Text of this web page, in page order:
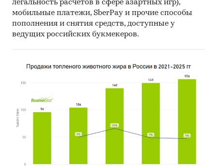
Алкогольные напитки / Спирт
Россия
легальность расчетов в сфере азартных игр),
мобильные платежи, SberPay и прочие способы
пополнения и снятия средств, доступные у
ведущих российских букмекеров.